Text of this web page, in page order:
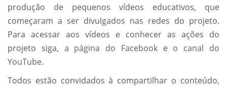
produção de pequenos vídeos educativos, que
começaram a ser divulgados nas redes do projeto.
Para acessar aos vídeos e conhecer as ações do
projeto siga, a página do Facebooke o canal do
YouTube.
Todos estão convidados à compartilhar o conteúdo,